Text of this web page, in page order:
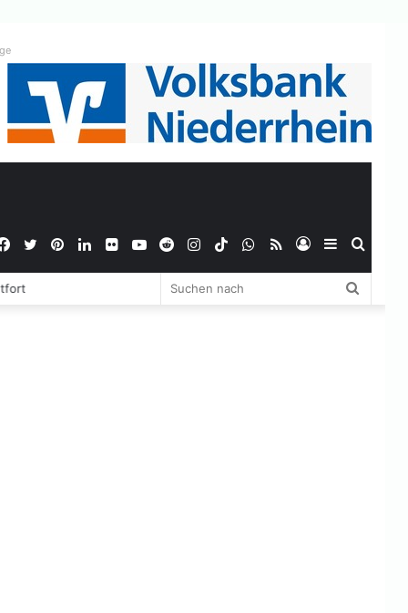
Sidebar
Anmelden
RSS
WhatsApp
TikTok
Instagram
Reddit
YouTube
Flickr
LinkedIn
Pinterest
Twitter
Facebook